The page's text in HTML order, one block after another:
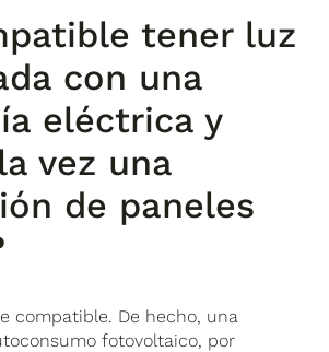
tener luz
con una
eléctrica y
vez una
de paneles
compatible. De hecho, una
fotovoltaico, por